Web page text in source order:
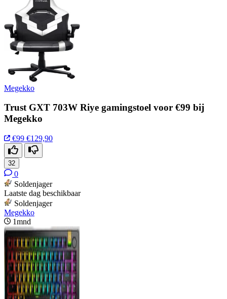
Megekko
Trust GXT 703W Riye gamingstoel voor €99 bij
Megekko
€99 €129,90
32
0
Soldenjager
Laatste dag beschikbaar
Soldenjager
Megekko
1mnd